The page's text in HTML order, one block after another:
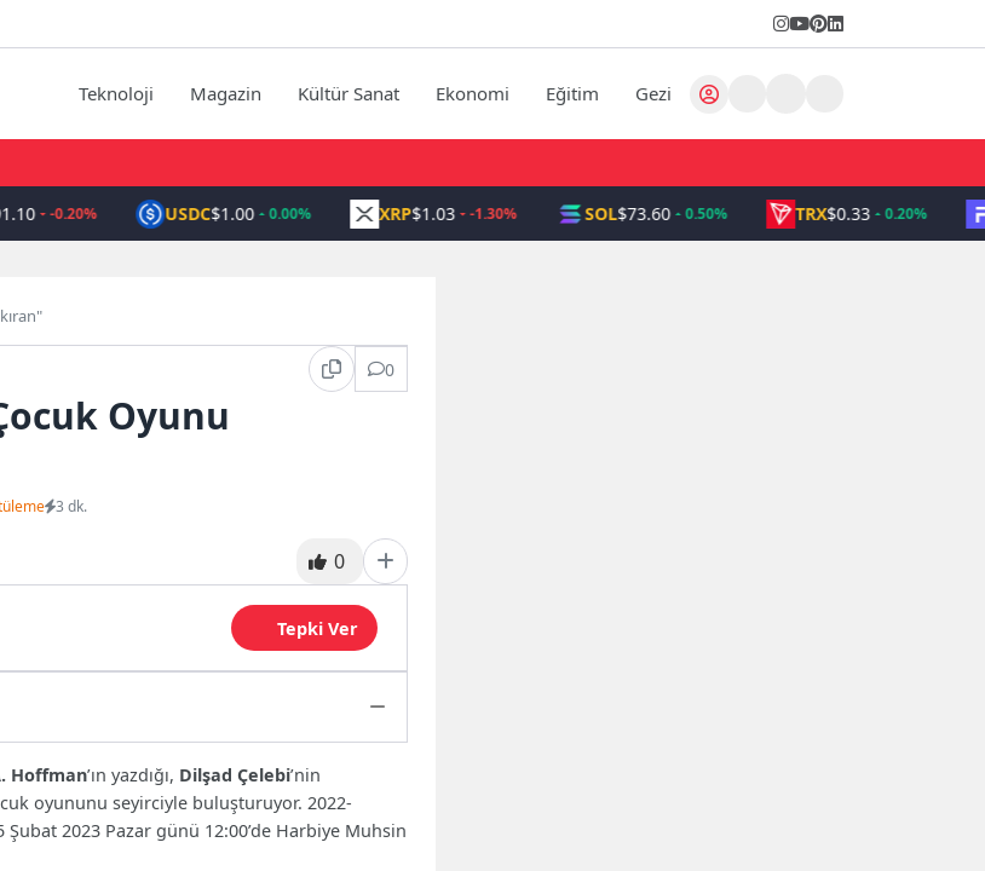
Teknoloji Magazin Kültür Sanat Ekonomi Eğitim Gezi
-0.20% USDC$1.00 0.00% XRP$1.03 -1.30% SOL$73.60 0.50% TRX$0.33 0.20%
0
Oyunu
3 dk.
0
Tepki Ver
Hoffman’ın yazdığı, Dilşad Çelebi’nin
oyununu seyirciyle buluşturuyor. 2022-
Şubat 2023 Pazar günü 12:00’de Harbiye Muhsin